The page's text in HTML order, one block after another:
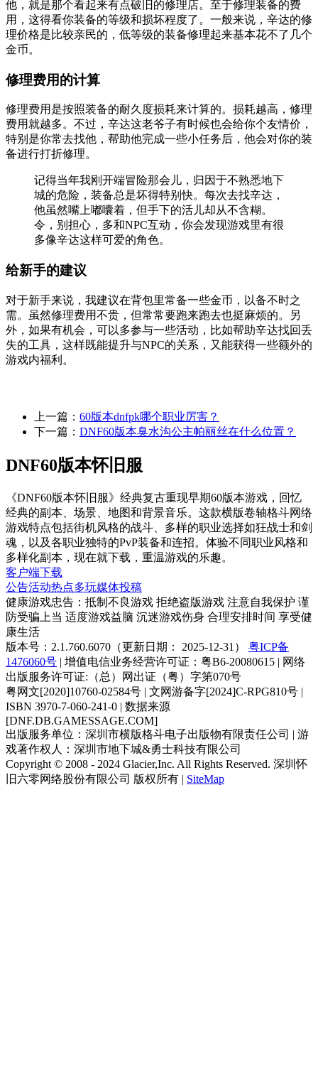
他，就是那个看起来有点破旧的修理店。至于修理装备的费
用，这得看你装备的等级和损坏程度了。一般来说，辛达的修
理价格是比较亲民的，低等级的装备修理起来基本花不了几个
金币。
修理费用的计算
修理费用是按照装备的耐久度损耗来计算的。损耗越高，修理
费用就越多。不过，辛达这老爷子有时候也会给你个友情价，
特别是你常去找他，帮助他完成一些小任务后，他会对你的装
备进行打折修理。
记得当年我刚开端冒险那会儿，归因于不熟悉地下
城的危险，装备总是坏得特别快。每次去找辛达，
他虽然嘴上嘟囔着，但手下的活儿却从不含糊。
令，别担心，多和NPC互动，你会发现游戏里有很
多像辛达这样可爱的角色。
给新手的建议
对于新手来说，我建议在背包里常备一些金币，以备不时之
需。虽然修理费用不贵，但常常要跑来跑去也挺麻烦的。另
外，如果有机会，可以多参与一些活动，比如帮助辛达找回丢
失的工具，这样既能提升与NPC的关系，又能获得一些额外的
游戏内福利。
上一篇： 60版本dnfpk哪个职业厉害？
下一篇： DNF60版本臭水沟公主帕丽丝在什么位置？
DNF60版本怀旧服
《DNF60版本怀旧服》经典复古重现早期60版本游戏，回忆
经典的副本、场景、地图和背景音乐。这款横版卷轴格斗网络
游戏特点包括街机风格的战斗、多样的职业选择如狂战士和剑
魂，以及各职业独特的PvP装备和连招。体验不同职业风格和
多样化副本，现在就下载，重温游戏的乐趣。
客户端下载
公告活动热点多玩媒体投稿
健康游戏忠告：抵制不良游戏 拒绝盗版游戏 注意自我保护 谨
防受骗上当 适度游戏益脑 沉迷游戏伤身 合理安排时间 享受健
康生活
版本号：2.1.760.6070（更新日期： 2025-12-31）
粤ICP备
1476060号 | 增值电信业务经营许可证：粤B6-20080615 | 网络
出版服务许可证:（总）网出证（粤）字第070号
粤网文[2020]10760-02584号 | 文网游备字[2024]C-RPG810号 |
ISBN 3970-7-060-241-0 | 数据来源
[DNF.DB.GAMESSAGE.COM]
出版服务单位：深圳市横版格斗电子出版物有限责任公司 | 游
戏著作权人：深圳市地下城&勇士科技有限公司
Copyright © 2008 - 2024 Glacier,Inc. All Rights Reserved. 深圳怀
旧六零网络股份有限公司 版权所有 | SiteMap